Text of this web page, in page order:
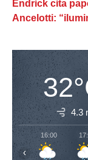
Endrick cita
Ancelotti:
4.3
16:00
‹